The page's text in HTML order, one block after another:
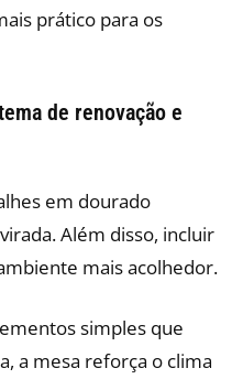
prático para os
de renovação e
em dourado
Além disso, incluir
mais acolhedor.
simples que
a mesa reforça o clima